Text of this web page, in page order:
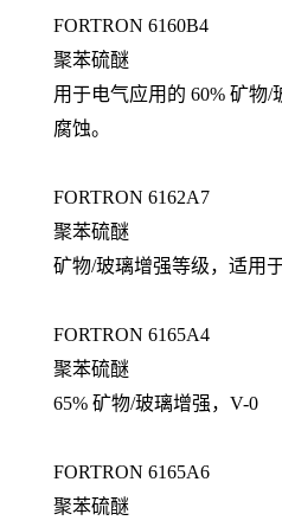
FORTRON 6160B4
聚苯硫醚
用于电气应用的 60% 矿物/
腐蚀。
FORTRON 6162A7
聚苯硫醚
矿物/玻璃增强等级，适用
FORTRON 6165A4
聚苯硫醚
65% 矿物/玻璃增强，V-0
FORTRON 6165A6
聚苯硫醚